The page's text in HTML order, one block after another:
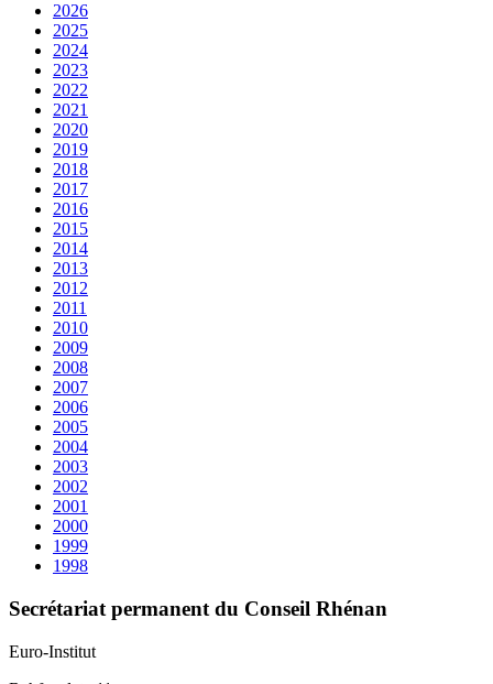
2026
2025
2024
2023
2022
2021
2020
2019
2018
2017
2016
2015
2014
2013
2012
2011
2010
2009
2008
2007
2006
2005
2004
2003
2002
2001
2000
1999
1998
Secrétariat permanent du Conseil Rhénan
Euro-Institut